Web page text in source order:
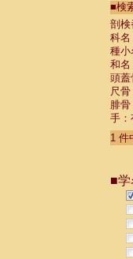
■検
剖検
科名
種小
和名
頭蓋
尺
腓
手：
1 件
■学